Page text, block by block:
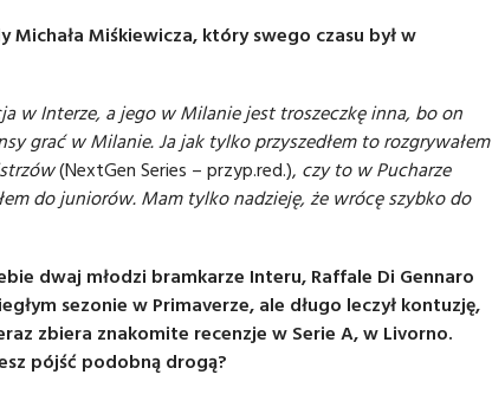
Miśkiewicza, który swego czasu był w
w Interze, a jego w Milanie jest troszeczkę inna, bo on
grać w Milanie. Ja jak tylko przyszedłem to rozgrywałem
(NextGen Series – przyp.red.), czy to w Pucharze
do juniorów. Mam tylko nadzieję, że wrócę szybko do
dwaj młodzi bramkarze Interu, Raffale Di Gennaro
sezonie w Primaverze, ale długo leczył kontuzję,
zbiera znakomite recenzje w Serie A, w Livorno.
pójść podobną drogą?